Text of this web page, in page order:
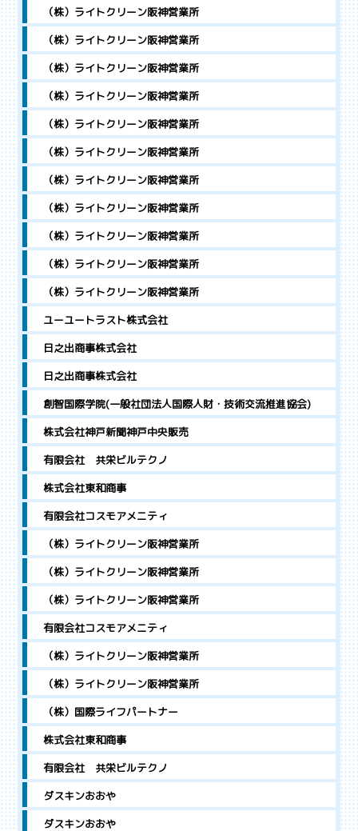
（株）ライトクリーン阪神営業所
（株）ライトクリーン阪神営業所
（株）ライトクリーン阪神営業所
（株）ライトクリーン阪神営業所
（株）ライトクリーン阪神営業所
（株）ライトクリーン阪神営業所
（株）ライトクリーン阪神営業所
（株）ライトクリーン阪神営業所
（株）ライトクリーン阪神営業所
（株）ライトクリーン阪神営業所
（株）ライトクリーン阪神営業所
ユーユートラスト株式会社
日之出商事株式会社
日之出商事株式会社
創智国際学院(一般社団法人国際人財・技術交流推進協会)
株式会社神戸新聞神戸中央販売
有限会社 共栄ビルテクノ
株式会社東和商事
有限会社コスモアメニティ
（株）ライトクリーン阪神営業所
（株）ライトクリーン阪神営業所
（株）ライトクリーン阪神営業所
有限会社コスモアメニティ
（株）ライトクリーン阪神営業所
（株）ライトクリーン阪神営業所
（株）国際ライフパートナー
株式会社東和商事
有限会社 共栄ビルテクノ
ダスキンおおや
ダスキンおおや